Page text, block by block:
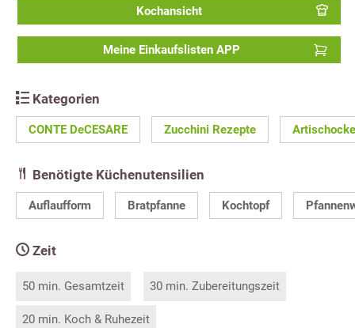
Kochansicht
Meine Einkaufslisten APP
Kategorien
CONTE DeCESARE Zucchini Rezepte Artischocke
Benötigte Küchenutensilien
Auflaufform Bratpfanne Kochtopf
Zeit
50 min. Gesamtzeit 30 min. Zubereitungszeit
20 min. Koch & Ruhezeit